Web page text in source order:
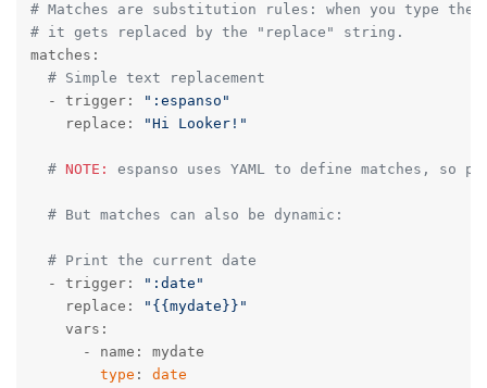
# Matches are substitution rules: when you type
# it gets replaced by the "replace" string.
matches:
# Simple text replacement
  - trigger:
":espanso"
    replace:
"Hi Looker!"
# NOTE: espanso uses YAML to define matches,
# But matches can also be dynamic:
# Print the current date
  - trigger:
":date"
    replace:
"{{mydate}}"
    vars:
      - name: mydate
type : date